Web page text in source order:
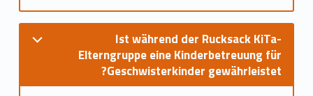
Ist während der Rucksack KiTa-
Elterngruppe eine Kinderbetreuung für
Geschwisterkinder gewährleistet?